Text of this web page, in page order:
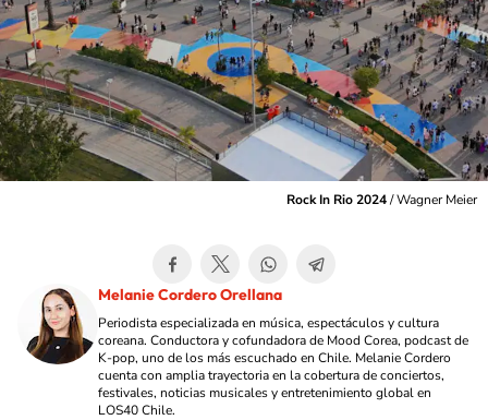
Rock In Rio 2024/Wagner Meier
Melanie Cordero Orellana
Periodista especializada en música, espectáculos y cultura
coreana. Conductora y cofundadora de Mood Corea, podcast de
K-pop, uno de los más escuchado en Chile. Melanie Cordero
cuenta con amplia trayectoria en la cobertura de conciertos,
festivales, noticias musicales y entretenimiento global en
LOS40 Chile.